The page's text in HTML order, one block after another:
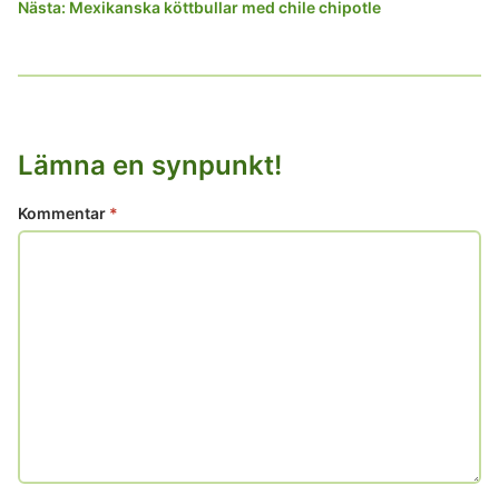
Nästa: Mexikanska köttbullar med chile chipotle
Lämna en synpunkt!
Kommentar *